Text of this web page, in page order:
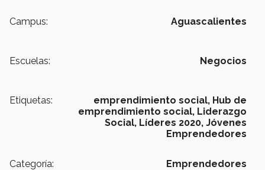
Campus: Aguascalientes
Escuelas: Negocios
Etiquetas: emprendimiento social, Hub de
emprendimiento social, Liderazgo
Social, Líderes 2020, Jóvenes
Emprendedores
Categoría: Emprendedores